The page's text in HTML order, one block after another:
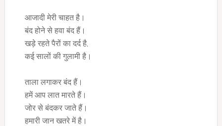
आजादी मेरी चाहत है।
बंद होने से हवा बंद हैं।
खड़े रहते पैरों का दर्द है,
कई सालों की गुलामी है।
ताला लगाकर बंद हैं।
हमें आप लात मारते हैं।
जोर से बंदकर जाते हैं।
हमारी जान खतरे में है।